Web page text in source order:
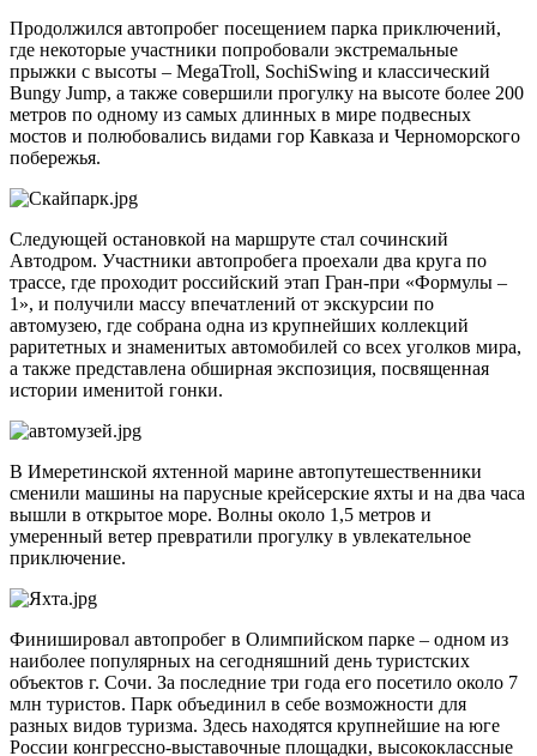
Продолжился автопробег посещением парка приключений,
где некоторые участники попробовали экстремальные
прыжки с высоты – MegaTroll, SochiSwing и классический
Bungy Jump, а также совершили прогулку на высоте более 200
метров по одному из самых длинных в мире подвесных
мостов и полюбовались видами гор Кавказа и Черноморского
побережья.
Следующей остановкой на маршруте стал сочинский
Автодром. Участники автопробега проехали два круга по
трассе, где проходит российский этап Гран-при «Формулы –
1», и получили массу впечатлений от экскурсии по
автомузею, где собрана одна из крупнейших коллекций
раритетных и знаменитых автомобилей со всех уголков мира,
а также представлена обширная экспозиция, посвященная
истории именитой гонки.
В Имеретинской яхтенной марине автопутешественники
сменили машины на парусные крейсерские яхты и на два часа
вышли в открытое море. Волны около 1,5 метров и
умеренный ветер превратили прогулку в увлекательное
приключение.
Финишировал автопробег в Олимпийском парке – одном из
наиболее популярных на сегодняшний день туристских
объектов г. Сочи. За последние три года его посетило около 7
млн туристов. Парк объединил в себе возможности для
разных видов туризма. Здесь находятся крупнейшие на юге
России конгрессно-выставочные площадки, высококлассные